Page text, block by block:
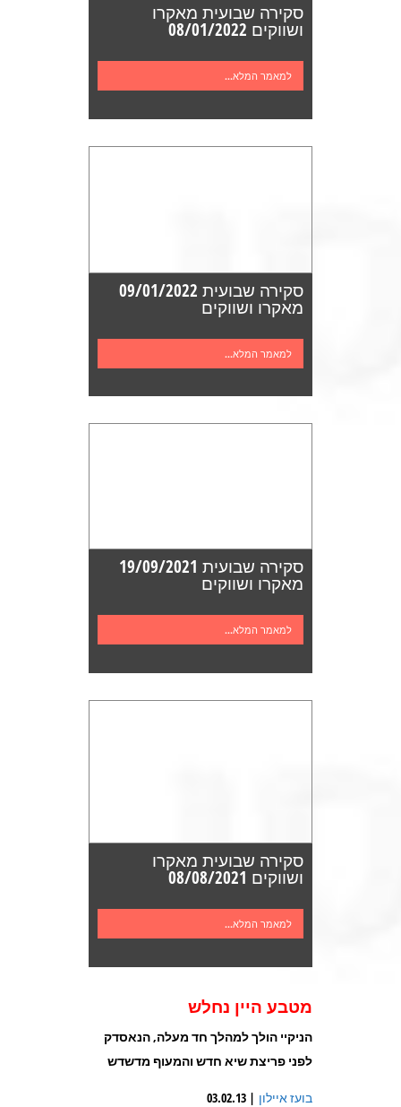
סקירה שבועית מאקרו
ושווקים 08/01/2022
למאמר המלא...
סקירה שבועית 09/01/2022
מאקרו ושווקים
למאמר המלא...
סקירה שבועית 19/09/2021
מאקרו ושווקים
למאמר המלא...
סקירה שבועית מאקרו
ושווקים 08/08/2021
למאמר המלא...
מטבע היין נחלש
הניקיי הולך למהלך חד מעלה, הנאסדק
לפני פריצת שיא חדש והמעוף מדשדש
בועז איילון | 03.02.13